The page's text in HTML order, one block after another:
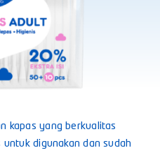
kapas yang berkualitas
digunakan dan sudah